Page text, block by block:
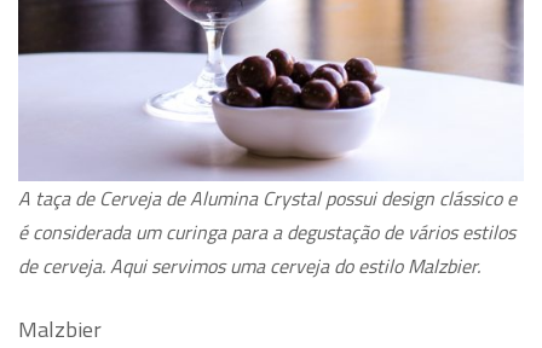
A taça de Cerveja de Alumina Crystal possui design clássico e
é considerada um curinga para a degustação de vários estilos
de cerveja. Aqui servimos uma cerveja do estilo Malzbier.
Malzbier